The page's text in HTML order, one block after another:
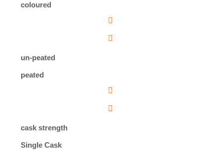
coloured
un-peated
peated
cask strength
Single Cask